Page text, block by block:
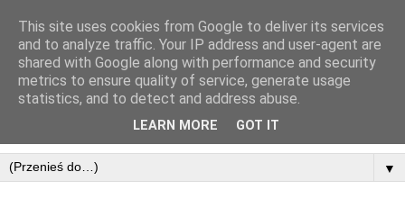
Dom Misyjny Świętego
Ducha k/Zamościa
Łabuńki Pierwsze 1, 22-437 Łabunie, telefon.: 516795607
▼
This site uses cookies from Google to deliver its services
and to analyze traffic. Your IP address and user-agent are
shared with Google along with performance and security
metrics to ensure quality of service, generate usage
statistics, and to detect and address abuse.
LEARN MORE GOT IT